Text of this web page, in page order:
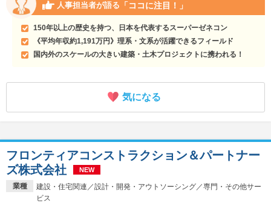
人事担当者が語る 「ココに注目！」
150年以上の歴史を持つ、日本を代表するスーパーゼネコン
《平均年収約1,191万円》理系・文系が活躍できるフィールド
国内外のスケールの大きい建築・土木プロジェクトに携われる！
気になる
業種
建設・住宅関連／設計・開発・アウトソーシング／専門・その他サー
ビス
フロンティアコンストラクション＆パートナー
ズ株式会社
NEW